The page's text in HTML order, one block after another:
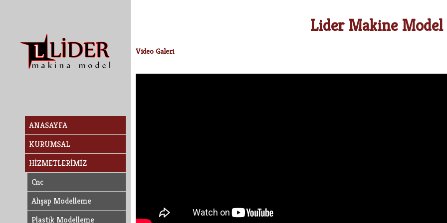
ANASAYFA
KURUMSAL
HİZMETLERİMİZ
Cnc
Ahşap Modelleme
Plastik Modelleme
Lider Makine Model
Video Galeri